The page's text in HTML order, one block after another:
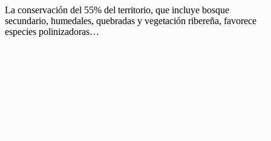
La conservación del 55% del territorio, que incluye bosque
secundario, humedales, quebradas y vegetación ribereña, favorece
especies polinizadoras…